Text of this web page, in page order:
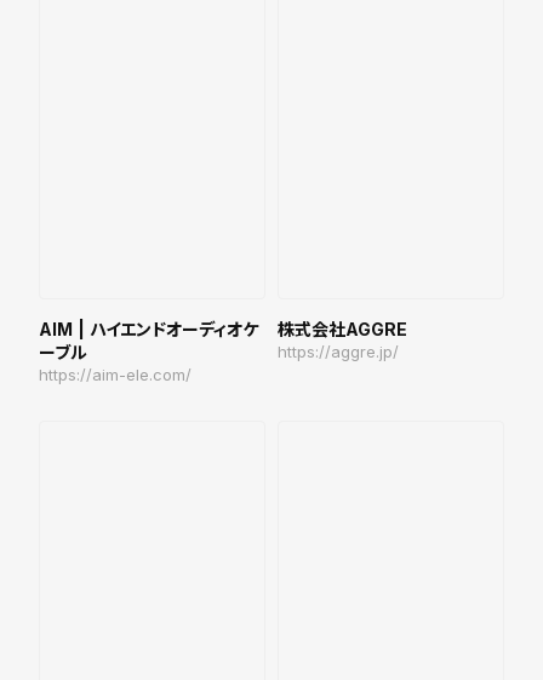
AIM | ハイエンドオーディオケ
ーブル
https://aim-ele.com/
株式会社AGGRE
https://aggre.jp/